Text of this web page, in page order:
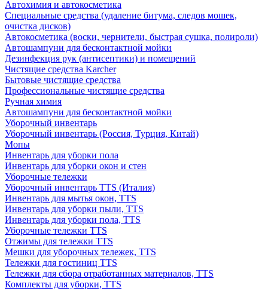
Автохимия и автокосметика
Специальные средства (удаление битума, следов мошек,
очистка дисков)
Автокосметика (воски, чернители, быстрая сушка, полироли)
Автошампуни для бесконтактной мойки
Дезинфекция рук (антисептики) и помещений
Чистящие средства Karcher
Бытовые чистящие средства
Профессиональные чистящие средства
Ручная химия
Автошампуни для бесконтактной мойки
Уборочный инвентарь
Уборочный инвентарь (Россия, Турция, Китай)
Мопы
Инвентарь для уборки пола
Инвентарь для уборки окон и стен
Уборочные тележки
Уборочный инвентарь TTS (Италия)
Инвентарь для мытья окон, TTS
Инвентарь для уборки пыли, TTS
Инвентарь для уборки пола, TTS
Уборочные тележки TTS
Отжимы для тележки TTS
Мешки для уборочных тележек, TTS
Тележки для гостиниц TTS
Тележки для сбора отработанных материалов, TTS
Комплекты для уборки, TTS